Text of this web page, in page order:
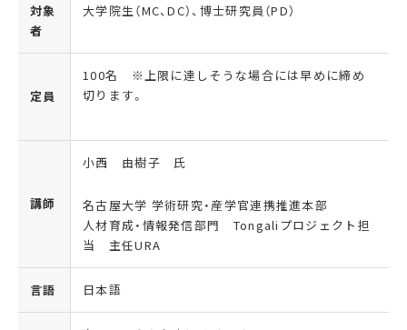
対象
者
大学院生（MC、DC）、博士研究員（PD）
定員
100名 ※上限 に達しそうな場合には早めに締め
切ります。
講師
小西 由樹子 氏
名古屋大学 学術研究・産学官連携推進本部
人材育成・情報発信部門 Tongali プロジェクト担
当 主任URA
言語 日本語